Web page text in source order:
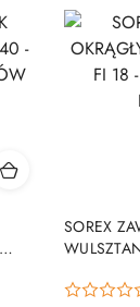
obniżką
SOREX